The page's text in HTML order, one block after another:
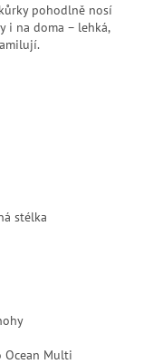
pohodlně nosí
i na doma – lehká,
stélka
Ocean Multi